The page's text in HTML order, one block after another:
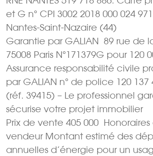
et G n° CPI 3002 2018 000 024
Nantes-Saint-Nazaire (44)
Garantie par GALIAN  89 rue de
75008 Paris N°171379G pour 120
Assurance responsabilité civile
par GALIAN n° de police 120 137
(réf. 39415) – Le professionnel
sécurise votre projet immobilier
Prix de vente 405 000 
vendeur Montant estimé des
annuelles d’énergie pour un